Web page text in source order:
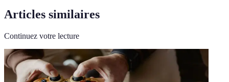
Articles similaires
Continuez votre lecture